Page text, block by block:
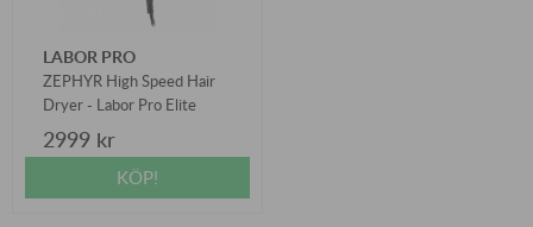
LABOR PRO
ZEPHYR High Speed Hair
Dryer - Labor Pro Elite
2999 kr
KÖP!